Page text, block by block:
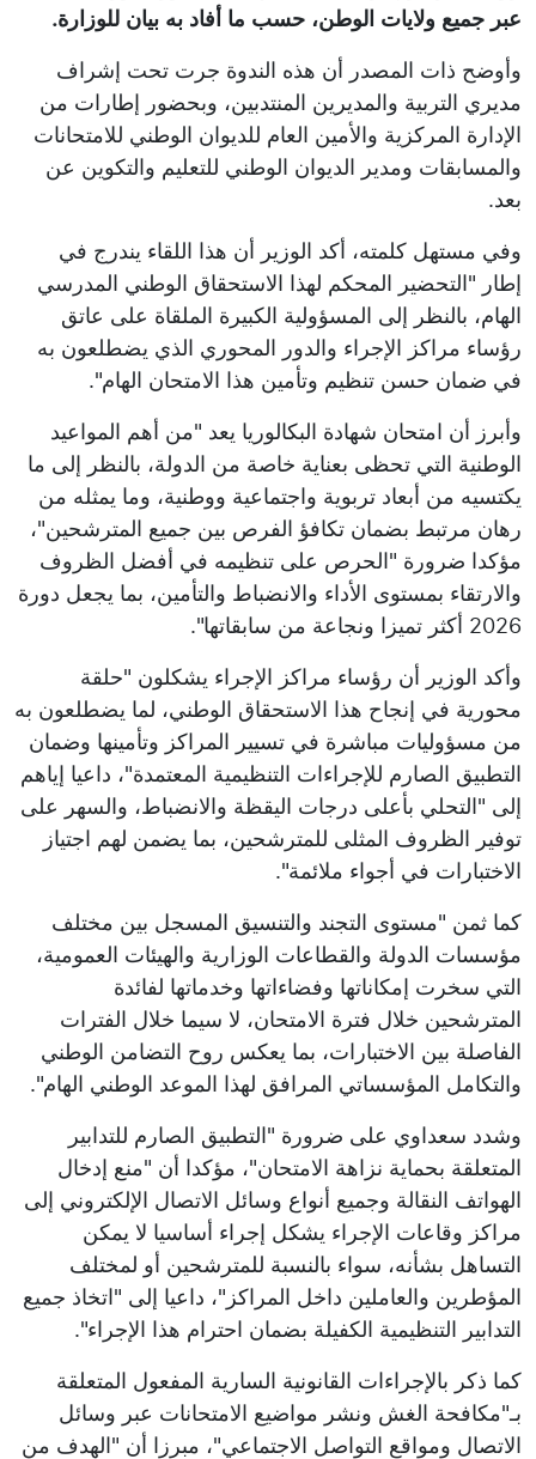
عبر جميع ولايات الوطن، حسب ما أفاد به بيان للوزارة.
وأوضح ذات المصدر أن هذه الندوة جرت تحت إشراف
مديري التربية والمديرين المنتدبين، وبحضور إطارات من
الإدارة المركزية والأمين العام للديوان الوطني للامتحانات
والمسابقات ومدير الديوان الوطني للتعليم والتكوين عن
بعد.
وفي مستهل كلمته، أكد الوزير أن هذا اللقاء يندرج في
إطار "التحضير المحكم لهذا الاستحقاق الوطني المدرسي
الهام، بالنظر إلى المسؤولية الكبيرة الملقاة على عاتق
رؤساء مراكز الإجراء والدور المحوري الذي يضطلعون به
في ضمان حسن تنظيم وتأمين هذا الامتحان الهام".
وأبرز أن امتحان شهادة البكالوريا يعد "من أهم المواعيد
الوطنية التي تحظى بعناية خاصة من الدولة، بالنظر إلى ما
يكتسيه من أبعاد تربوية واجتماعية ووطنية، وما يمثله من
رهان مرتبط بضمان تكافؤ الفرص بين جميع المترشحين"،
مؤكدا ضرورة "الحرص على تنظيمه في أفضل الظروف
والارتقاء بمستوى الأداء والانضباط والتأمين، بما يجعل دورة
2026 أكثر تميزا ونجاعة من سابقاتها".
وأكد الوزير أن رؤساء مراكز الإجراء يشكلون "حلقة
محورية في إنجاح هذا الاستحقاق الوطني، لما يضطلعون به
من مسؤوليات مباشرة في تسيير المراكز وتأمينها وضمان
التطبيق الصارم للإجراءات التنظيمية المعتمدة"، داعيا إياهم
إلى "التحلي بأعلى درجات اليقظة والانضباط، والسهر على
توفير الظروف المثلى للمترشحين، بما يضمن لهم اجتياز
الاختبارات في أجواء ملائمة".
كما ثمن "مستوى التجند والتنسيق المسجل بين مختلف
مؤسسات الدولة والقطاعات الوزارية والهيئات العمومية،
التي سخرت إمكاناتها وفضاءاتها وخدماتها لفائدة
المترشحين خلال فترة الامتحان، لا سيما خلال الفترات
الفاصلة بين الاختبارات، بما يعكس روح التضامن الوطني
والتكامل المؤسساتي المرافق لهذا الموعد الوطني الهام".
وشدد سعداوي على ضرورة "التطبيق الصارم للتدابير
المتعلقة بحماية نزاهة الامتحان"، مؤكدا أن "منع إدخال
الهواتف النقالة وجميع أنواع وسائل الاتصال الإلكتروني إلى
مراكز وقاعات الإجراء يشكل إجراء أساسيا لا يمكن
التساهل بشأنه، سواء بالنسبة للمترشحين أو لمختلف
المؤطرين والعاملين داخل المراكز"، داعيا إلى "اتخاذ جميع
التدابير التنظيمية الكفيلة بضمان احترام هذا الإجراء".
كما ذكر بالإجراءات القانونية السارية المفعول المتعلقة
بـ"مكافحة الغش ونشر مواضيع الامتحانات عبر وسائل
الاتصال ومواقع التواصل الاجتماعي"، مبرزا أن "الهدف من